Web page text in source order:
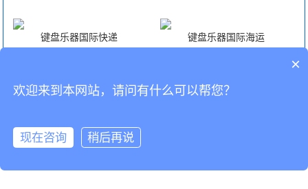
键盘乐器国际快递 键盘乐器国际海运
键盘乐器国际空运 键盘乐器海外仓代发货
CopyRight © 深圳市韬博供应链有限公司
×
欢迎来到本网站，请问有什么可以帮您？
现在咨询 稍后再说